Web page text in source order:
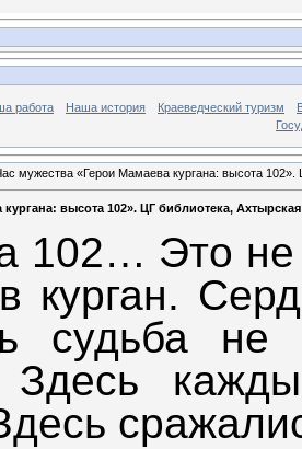
работа Наша история Краеведческий туризм
мужества «Герои Мамаева кургана: высота 102».
высота 102». ЦГ библиотека,
102… Это не
курган.
судьба не
Здесь